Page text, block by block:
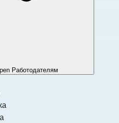
Работодателям